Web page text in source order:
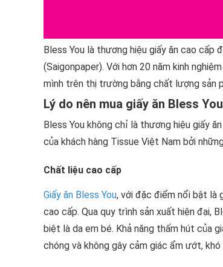
Bless You là thương hiệu giấy ăn cao cấp
(Saigonpaper). Với hơn 20 năm kinh
mình trên thị trường bằng chất lượng sản
Lý do nên mua giấy ăn Bless
Bless You không chỉ là thương hiệu giấy
của khách hàng Tissue Việt Nam bởi
Chất liệu cao cấp
Giấy ăn Bless You, với đặc điểm nổi bật là
cao cấp. Qua quy trình sản xuất hiện đại,
biệt là da em bé. Khả năng thấm hút của
chóng và không gây cảm giác ẩm ướt, khó